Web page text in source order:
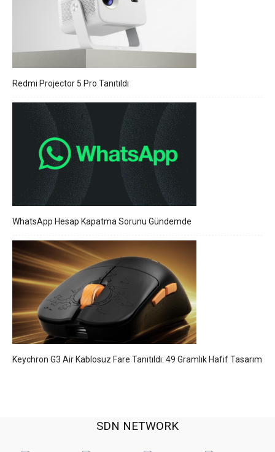
Redmi Projector 5 Pro Tanıtıldı
WhatsApp Hesap Kapatma Sorunu Gündemde
Keychron G3 Air Kablosuz Fare Tanıtıldı: 49 Gramlık Hafif Tasarım
SDN NETWORK